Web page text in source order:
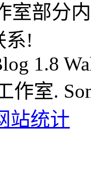
室部分
系!
1.8
作室.
站统计